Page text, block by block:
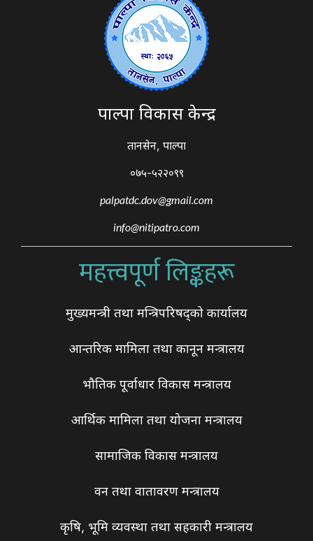
पाल्पा विकास केन्द्र
तानसेन, पाल्पा
०७५-५२२०९९
palpatdc.dov@gmail.com
info@nitipatro.com
महत्त्वपूर्ण लिङ्कहरू
मुख्यमन्त्री तथा मन्त्रिपरिषद्को कार्यालय
आन्तरिक मामिला तथा कानून मन्त्रालय
भौतिक पूर्वाधार विकास मन्त्रालय
आर्थिक मामिला तथा योजना मन्त्रालय
सामाजिक विकास मन्त्रालय
वन तथा वातावरण मन्त्रालय
कृषि, भूमि व्यवस्था तथा सहकारी मन्त्रालय